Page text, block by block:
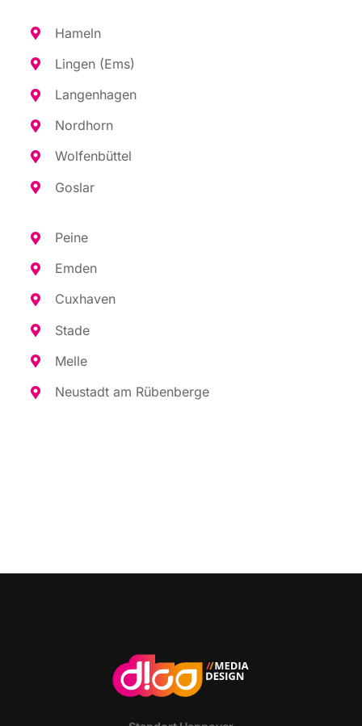
Hameln
Lin­gen (Ems)
Lan­gen­ha­gen
Nord­horn
Wol­fen­büt­tel
Gos­lar
Pei­ne
Emden
Cux­ha­ven
Sta­de
Mel­le
Neu­stadt am Rübenberge